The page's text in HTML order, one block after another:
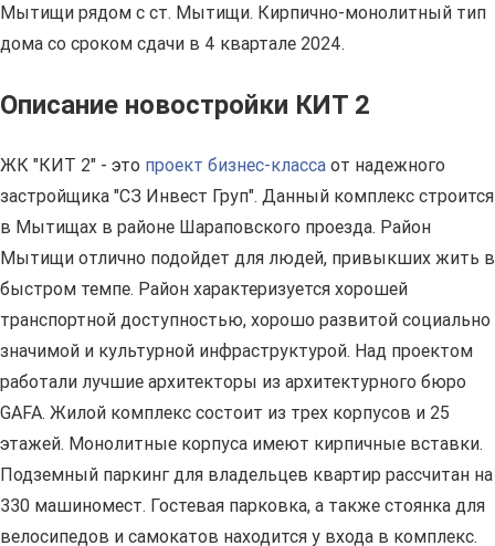
Мытищи рядом с ст. Мытищи. Кирпично-монолитный тип
дома со сроком сдачи в 4 квартале 2024.
Описание новостройки КИТ 2
ЖК "КИТ 2" - это проект бизнес-класса от надежного
застройщика "СЗ Инвест Груп". Данный комплекс строится
в Мытищах в районе Шараповского проезда. Район
Мытищи отлично подойдет для людей, привыкших жить в
быстром темпе. Район характеризуется хорошей
транспортной доступностью, хорошо развитой социально
значимой и культурной инфраструктурой. Над проектом
работали лучшие архитекторы из архитектурного бюро
GAFA. Жилой комплекс состоит из трех корпусов и 25
этажей. Монолитные корпуса имеют кирпичные вставки.
Подземный паркинг для владельцев квартир рассчитан на
330 машиномест. Гостевая парковка, а также стоянка для
велосипедов и самокатов находится у входа в комплекс.